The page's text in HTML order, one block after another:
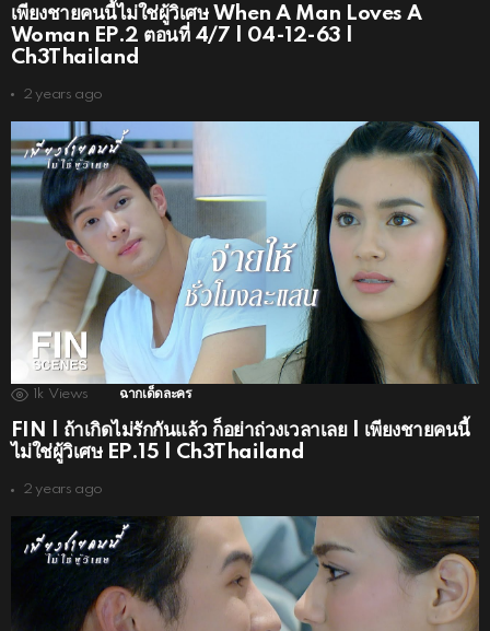
เพียงชายคนนี้ไม่ใช่ผู้วิเศษ When A Man Loves A
Woman EP.2 ตอนที่ 4/7 | 04-12-63 |
Ch3Thailand
2 years ago
1k Views ฉากเด็ดละคร
FIN | ถ้าเกิดไม่รักกันแล้ว ก็อย่าถ่วงเวลาเลย | เพียงชายคนนี้
ไม่ใช่ผู้วิเศษ EP.15 | Ch3Thailand
2 years ago